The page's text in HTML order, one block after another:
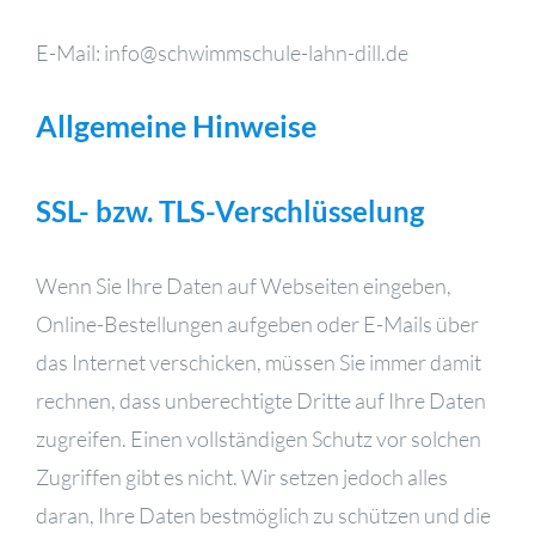
E-Mail: info@schwimmschule-lahn-dill.de
Allgemeine Hinweise
SSL- bzw. TLS-Verschlüsselung
Wenn Sie Ihre Daten auf Webseiten eingeben,
Online-Bestellungen aufgeben oder E-Mails über
das Internet verschicken, müssen Sie immer damit
rechnen, dass unberechtigte Dritte auf Ihre Daten
zugreifen. Einen vollständigen Schutz vor solchen
Zugriffen gibt es nicht. Wir setzen jedoch alles
daran, Ihre Daten bestmöglich zu schützen und die